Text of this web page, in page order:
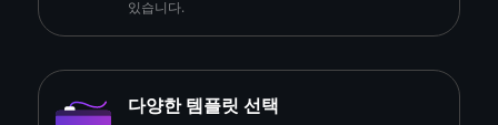
있습니다.
다양한 템플릿 선택